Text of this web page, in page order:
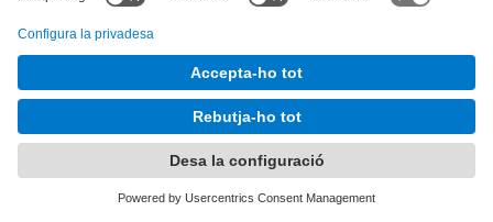
Objectius:
Setmana:10
Teoria
0h